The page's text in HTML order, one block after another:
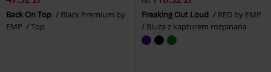
Back On Top
Black Premium by
EMP
Top
Freaking Out Loud
RED by EMP
Bluza z kapturem rozpinana